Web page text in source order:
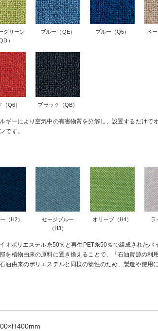
グリーン
）
ブルー（QE） ブルー（Q5） ベー
（Q6） ブラック（QB）
ギーにより空気中の有害物質を分解し、設置するだけで
です。
（H2）
セージブルー
（H3）
オリーブ（H4）
ラ
オポリエステル糸50％と再生PET糸50％で組成されたバ
を植物由来の原料に置き換えることで、「石油資源の利
油由来のポリエステルと同様の物性のため、製造や使用